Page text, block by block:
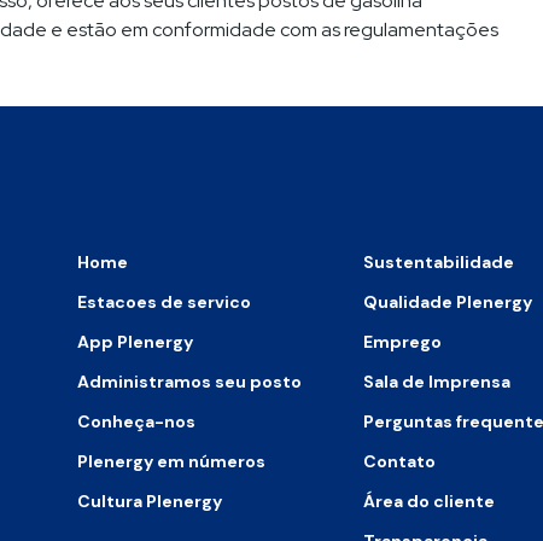
e estão em conformidade com as regulamentações
Home
Estacoes de servico
App Plenergy
Administramos seu posto
Conheça-nos
Plenergy em números
Cultura Plenergy
Sustentabilidade
Qualidade Plenergy
Emprego
Sala de Imprensa
Perguntas
Contato
Área do cliente